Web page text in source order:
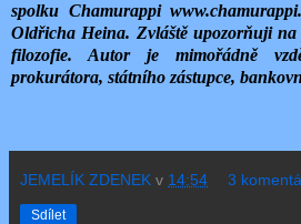
spolku Chamurappi
Oldřicha Heina. Zvláště upozorňuji
filozofie. Autor je mimořádně
prokurátora, státního zástupce,
JEMELÍK ZDENEK v 14:54 3
Sdílet